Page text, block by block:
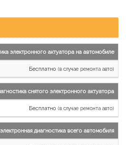
электронного актуатора на автомобиле
Бесплатно (в случае ремонта авто)
снятого электронного актуатора
Бесплатно (в случае ремонта авто)
диагностика всего автомобиля